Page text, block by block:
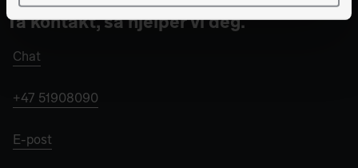
Ta kontakt, så hjelper vi deg.
Chat
+47 51908090
E-post